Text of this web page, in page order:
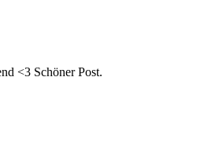
<3 Schöner Post.